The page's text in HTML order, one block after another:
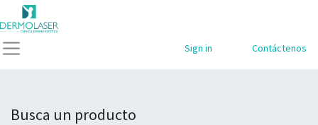
Sign in Contáctenos
Busca un producto
Mostrar
Categorías